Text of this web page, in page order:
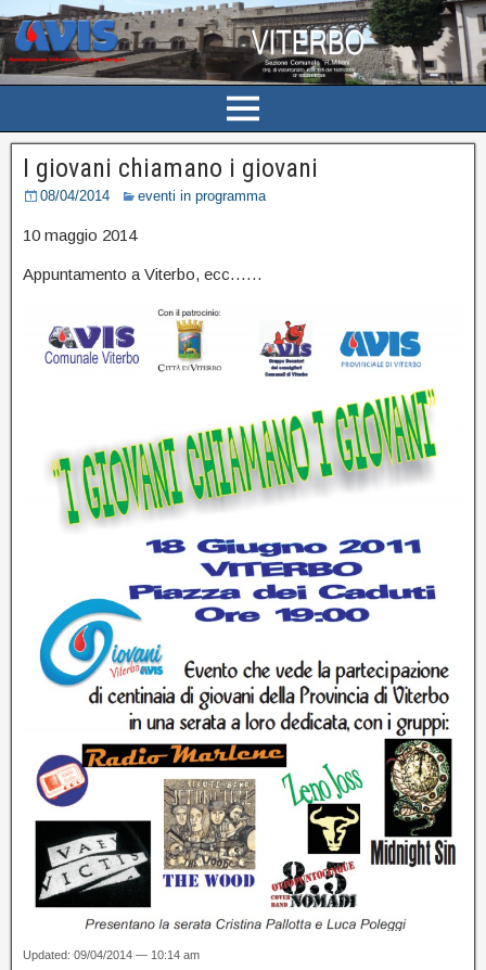
I giovani chiamano i giovani
08/04/2014 eventi in programma
10 maggio 2014
Appuntamento a Viterbo, ecc……
Updated: 09/04/2014 — 10:14 am